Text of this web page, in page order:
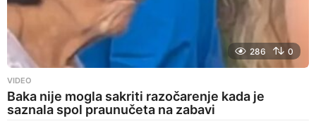
286 0
VIDEO
Baka nije mogla sakriti razočarenje kada je
saznala spol praunučeta na zabavi